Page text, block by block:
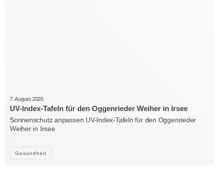
Gesundheit
7. August 2026
UV-Index-Tafeln für den Oggenrieder Weiher in Irsee
Sonnenschutz anpassen UV-Index-Tafeln für den Oggenrieder
Weiher in Irsee